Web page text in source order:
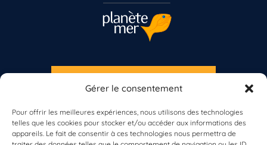
Gérer le consentement
Pour offrir les meilleures expériences, nous utilisons des technologies
telles que les cookies pour stocker et/ou accéder aux informations des
appareils. Le fait de consentir à ces technologies nous permettra de
S'INSCRIRE À LA NEWSLETTER